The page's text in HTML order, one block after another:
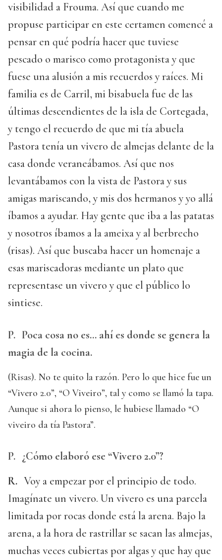
visibilidad a Frouma. Así que cuando me
propuse participar en este certamen comencé a
pensar en qué podría hacer que tuviese
pescado o marisco como protagonista y que
fuese una alusión a mis recuerdos y raíces. Mi
familia es de Carril, mi bisabuela fue de las
últimas descendientes de la isla de Cortegada,
y tengo el recuerdo de que mi tía abuela
Pastora tenía un vivero de almejas delante de la
casa donde veraneábamos. Así que nos
levantábamos con la vista de Pastora y sus
amigas mariscando, y mis dos hermanos y yo allá
íbamos a ayudar. Hay gente que iba a las patatas
y nosotros íbamos a la ameixa y al berbrecho
(risas). Así que buscaba hacer un homenaje a
esas mariscadoras mediante un plato que
representase un vivero y que el público lo
sintiese.
P. Poca cosa no es… ahí es donde se genera la
magia de la cocina.
(Risas). No te quito la razón. Pero lo que hice fue un
“Vivero 2.0”, “O Viveiro”, tal y como se llamó la tapa.
Aunque si ahora lo pienso, le hubiese llamado “O
viveiro da tía Pastora”.
P.
¿Cómo elaboró ese “Vivero 2.0”?
R. Voy a empezar por el principio de todo.
Imagínate un vivero. Un vivero es una parcela
limitada por rocas donde está la arena. Bajo la
arena, a la hora de rastrillar se sacan las almejas,
muchas veces cubiertas por algas y que hay que